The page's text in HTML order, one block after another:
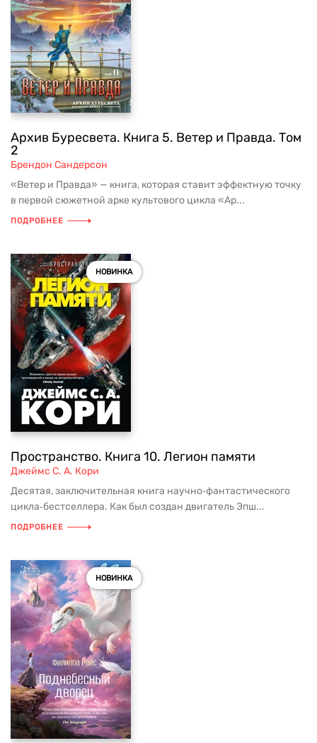
Архив Буресвета. Книга 5. Ветер и Правда. Том
2
Брендон Сандерсон
«Ветер и Правда» — книга, которая ставит эффектную точку
в первой сюжетной арке культового цикла «Ар...
ПОДРОБНЕЕ
НОВИНКА
Пространство. Книга 10. Легион памяти
Джеймс С. А. Кори
Десятая, заключительная книга научно‑фантастического
цикла‑бестселлера. Как был создан двигатель Эпш...
ПОДРОБНЕЕ
НОВИНКА